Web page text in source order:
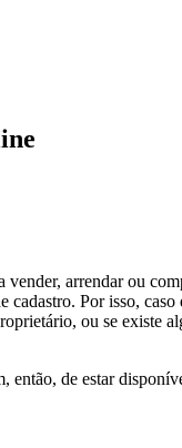
arrendar ou
Por isso,
ou se existe
de estar